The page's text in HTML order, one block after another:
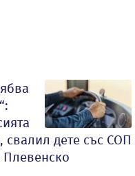
дете със СОП
Плевенско